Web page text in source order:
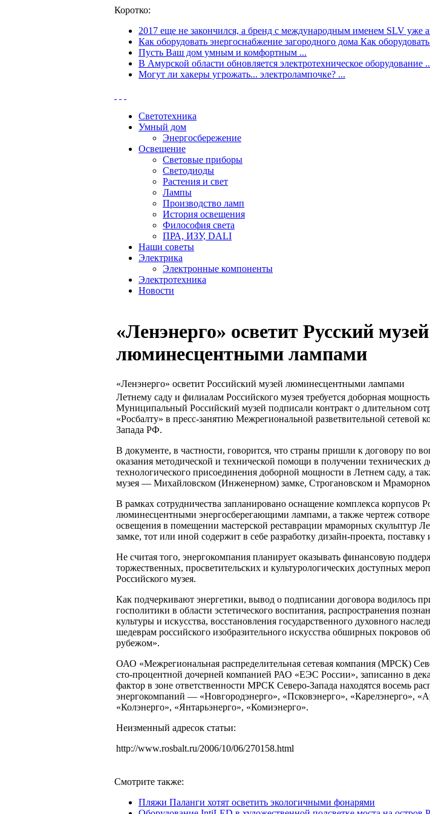
Коротко:
2017 еще не закончился, а бренд с международным именем SLV уже
Как оборудовать энергоснабжение загородного дома Как
Пусть Ваш дом умным и комфортным ...
В Амурской области обновляется электротехническое оборудование
Могут ли хакеры угрожать... электролампочке? ...
Светотехника
Умный дом
Энергосбережение
Освещение
Световые приборы
Светодиоды
Растения и свет
Лампы
Производство ламп
История освещения
Философия света
ПРА, ИЗУ, DALI
Наши советы
Электрика
Электронные компоненты
Электротехника
Новости
«Ленэнерго» осветит Русский музей
люминесцентными лампами
«Ленэнерго» осветит Российский музей люминесцентными лампами
Летнему саду и филиалам Российского музея требуется доборная
Муниципальный Российский музей подписали контракт о длительном
«Росбалту» в пресс-занятию Межрегиональной разветвительной
Запада РФ.
В документе, в частности, говорится, что страны пришли к договору по
оказания методической и технической помощи в получении технических
технологического присоединения доборной мощности в Летнем саду, а
музея — Михайловском (Инженерном) замке, Строгановском и
В рамках сотрудничества запланировано оснащение комплекса корпусов
люминесцентными энергосберегающими лампами, а также чертеж
освещения в помещении мастерской реставрации мраморных скульптур
замке, тот или иной содержит в себе разработку дизайн-проекта, поставку
Не считая того, энергокомпания планирует оказывать финансовую
торжественных, просветительских и культурологических доступных
Российского музея.
Как подчеркивают энергетики, вывод о подписании договора водилось
госполитики в области эстетического воспитания, распространения
культуры и искусства, восстановления государственного духовного
шедеврам российского изобразительного искусства обширных покровов
рубежом».
ОАО «Межрегиональная распределительная сетевая компания (МРСК)
сто-процентной дочерней компанией РАО «ЕЭС России», записанно в
фактор в зоне ответственности МРСК Северо-Запада находятся восемь
энергокомпаний — «Новгородэнерго», «Псковэнерго», «Карелэнерго»,
«Колэнерго», «Янтарьэнерго», «Комиэнерго».
Неизменный адресок статьи:
http://www.rosbalt.ru/2006/10/06/270158.html
Смотрите также:
Пляжи Паланги хотят осветить экологичными фонарями